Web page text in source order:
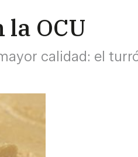
OCU
calidad: el